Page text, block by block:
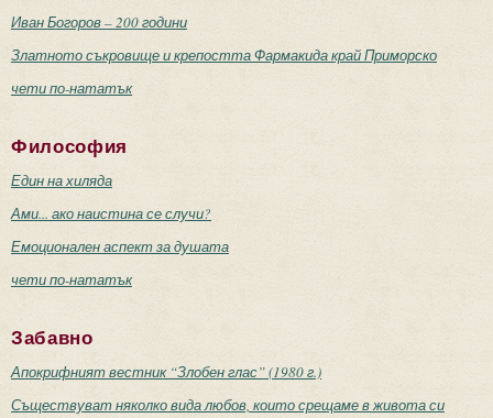
Иван Богоров – 200 години
Златното съкровище и крепостта Фармакида край Приморско
чети по-нататък
Философия
Един на хиляда
Ами... ако наистина се случи?
Емоционален аспект за душата
чети по-нататък
Забавно
Апокрифният вестник “Злобен глас” (1980 г.)
Съществуват няколко вида любов, които срещаме в живота си